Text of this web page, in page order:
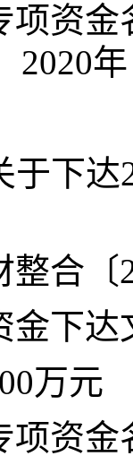
项资
2020年
于下
整合〔
金下达
万元
项资